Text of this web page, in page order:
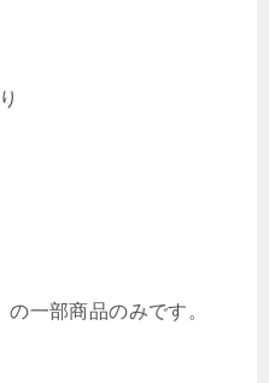
の一部商品のみです。